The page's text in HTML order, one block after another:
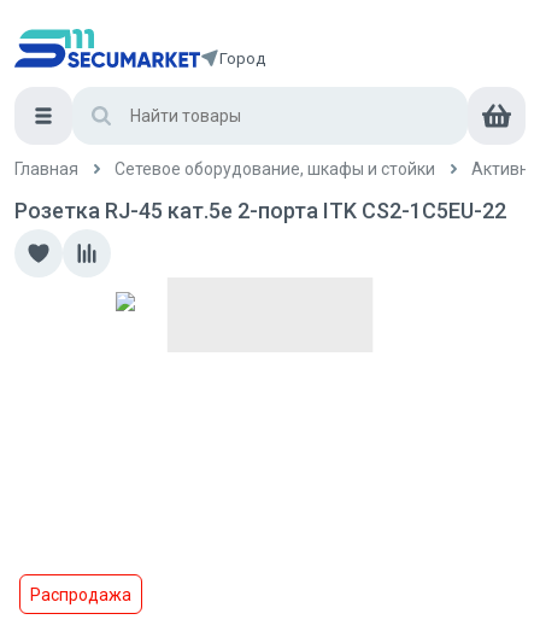
Город
Главная Сетевое оборудование, шкафы и стойки
Розетка RJ-45 кат.5е 2-порта ITK CS2-1C5EU-22
Распродажа